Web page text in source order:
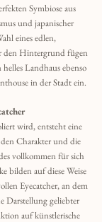
Symbiose aus
und japanischer
eines edlen,
den Hintergrund fügen
Landhaus ebenso
in der Stadt ein.
wird, entsteht eine
Charakter und die
vollkommen für sich
bilden auf diese Weise
Eyecatcher, an dem
Darstellung geliebter
auf künstlerische